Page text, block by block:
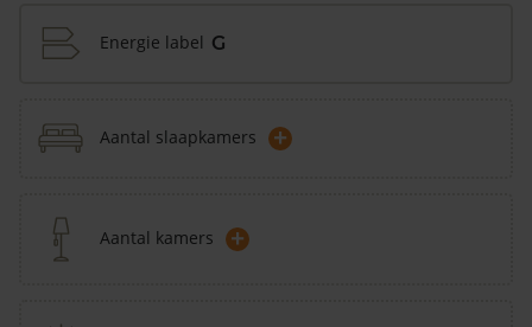
Energie label G
Aantal slaapkamers +
Aantal kamers +